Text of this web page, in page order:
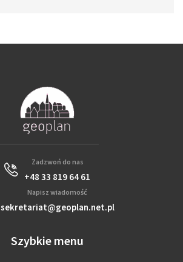
Zadzwoń do nas
+48 33 819 64 61
Napisz wiadomość
sekretariat@geoplan.net.pl
Szybkie menu